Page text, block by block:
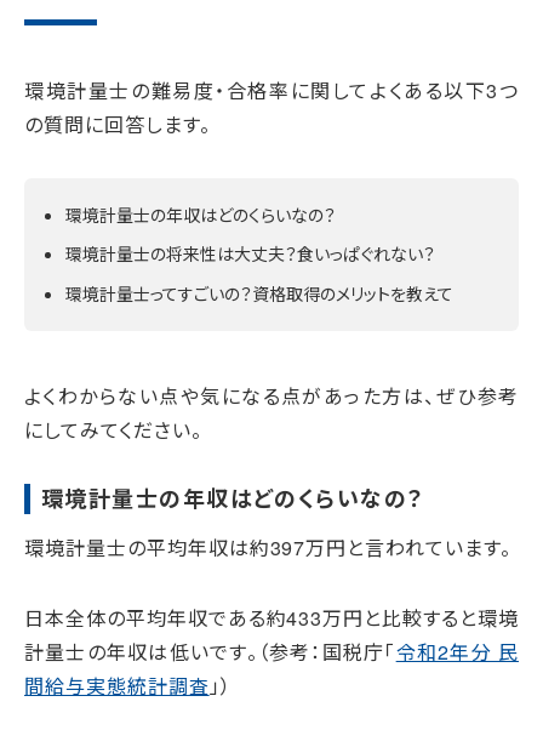
環境計量士の難易度・合格率に関してよくある以下3つ
の質問に回答します。
環境計量士の年収はどのくらいなの？
環境計量士の将来性は大丈夫？食いっぱぐれない？
環境計量士ってすごいの？資格取得のメリットを教えて
よくわからない点や気になる点があった方は、ぜひ参考
にしてみてください。
環境計量士の年収はどのくらいなの？
環境計量士の平均年収は約397万円と言われています。
日本全体の平均年収である約433万円と比較すると環境
計量士の年収は低いです。（参考：国税庁「令和2年分 民
間給与実態統計調査 」）